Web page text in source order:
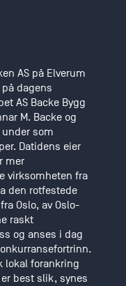
AS på Elverum
dagens
AS Backe Bygg
M. Backe og
under som
Datidens eier
mer
virksomheten fra
den rotfestede
Oslo, av Oslo-
raskt
og anses i dag
lokal forankring
best slik, synes